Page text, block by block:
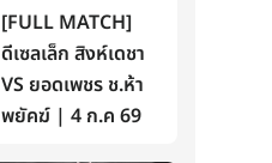
[FULL MATCH]
ดีเซลเล็ก สิงห์เดชา
VS ยอดเพชร ช.ห้า
พยัคฆ์ | 4 ก.ค 69